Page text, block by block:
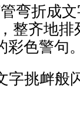
弯折成
整齐地
彩色警句
字挑衅